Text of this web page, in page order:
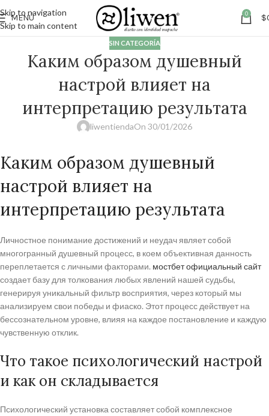
Skip to navigation
Skip to main content
MENÚ 0 $
SIN CATEGORÍA
Каким образом душевный
настрой влияет на
интерпретацию результата
liwentiendaOn 30/01/2026
Каким образом душевный
настрой влияет на
интерпретацию результата
Личностное понимание достижений и неудач являет собой
многогранный душевный процесс, в коем объективная данность
переплетается с личными факторами. мостбет официальный сайт
создает базу для толкования любых явлений нашей судьбы,
генерируя уникальный фильтр восприятия, через который мы
анализируем свои победы и фиаско. Этот процесс действует на
бессознательном уровне, влияя на каждое постановление и каждую
чувственную отклик.
Что такое психологический настрой
и как он складывается
Психологический установка составляет собой комплексное